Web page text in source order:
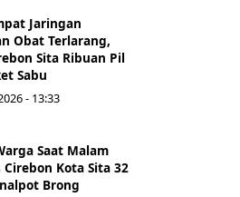
Jaringan
Obat Terlarang,
Sita Ribuan Pil
Sabu
- 13:33
Saat Malam
Cirebon Kota Sita 32
Brong